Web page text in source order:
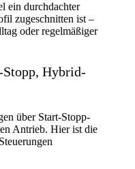
ein durchdachter
zugeschnitten ist –
oder regelmäßiger
Stopp, Hybrid-
über Start-Stopp-
Antrieb. Hier ist die